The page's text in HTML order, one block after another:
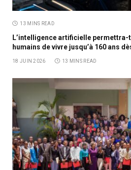
13 MINS READ
L’intelligence artificielle
humains de vivre jusqu’à 160 ans
18 JUIN 2026 13 MINS READ